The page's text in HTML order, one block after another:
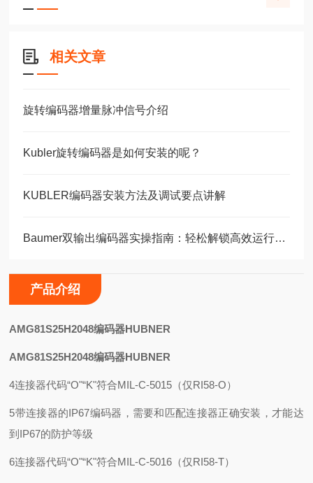
相关文章
旋转编码器增量脉冲信号介绍
Kubler旋转编码器是如何安装的呢？
KUBLER编码器安装方法及调试要点讲解
Baumer双输出编码器实操指南：轻松解锁高效运行的核心步骤！
产品介绍
AMG81S25H2048编码器HUBNER
AMG81S25H2048编码器HUBNER
4连接器代码“O"“K"符合MIL-C-5015（仅RI58-O）
5带连接器的IP67编码器，需要和匹配连接器正确安装，才能达
到IP67的防护等级
6连接器代码“O"“K"符合MIL-C-5016（仅RI58-T）